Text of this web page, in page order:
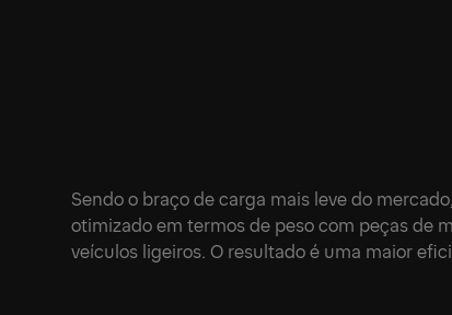
Sendo o braço de carga mais leve do
otimizado em termos de peso com peças de
veículos ligeiros. O resultado é uma maior